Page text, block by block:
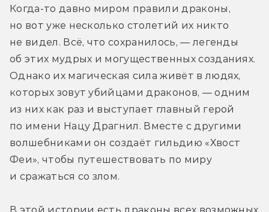
Когда-то давно миром правили драконы,
но вот уже несколько столетий их никто
не видел. Всё, что сохранилось, — легенды
об этих мудрых и могущественных созданиях.
Однако их магическая сила живёт в людях,
которых зовут убийцами драконов, — одним
из них как раз и выступает главный герой
по имени Нацу Драгнил. Вместе с другими
волшебниками он создаёт гильдию «Хвост
Феи», чтобы путешествовать по миру
и сражаться со злом.